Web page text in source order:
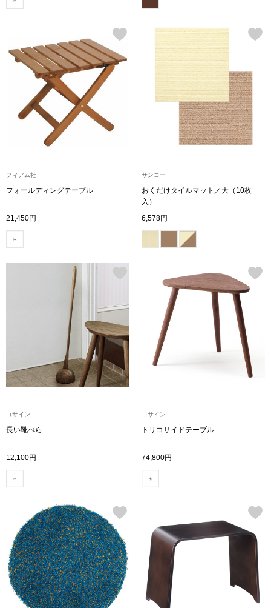
BOGARD 最新号はこちら
集
タログ
／チュニック
ダーウェア
アクセサリー
ン雑貨
ルーム･アン
ルームウェア
アンダーウェア
ハンドバッグ
ショルダーバ
ブリーフケース
クラッチバッグ
リュック･バッ
その他
シューズ
フィアム社
フォールディングテーブル
21,450円
サンコー
おくだけタイルマット／大（10枚
入）
6,578円
コサイン
長い靴べら
12,100円
コサイン
トリコサイドテーブル
74,800円